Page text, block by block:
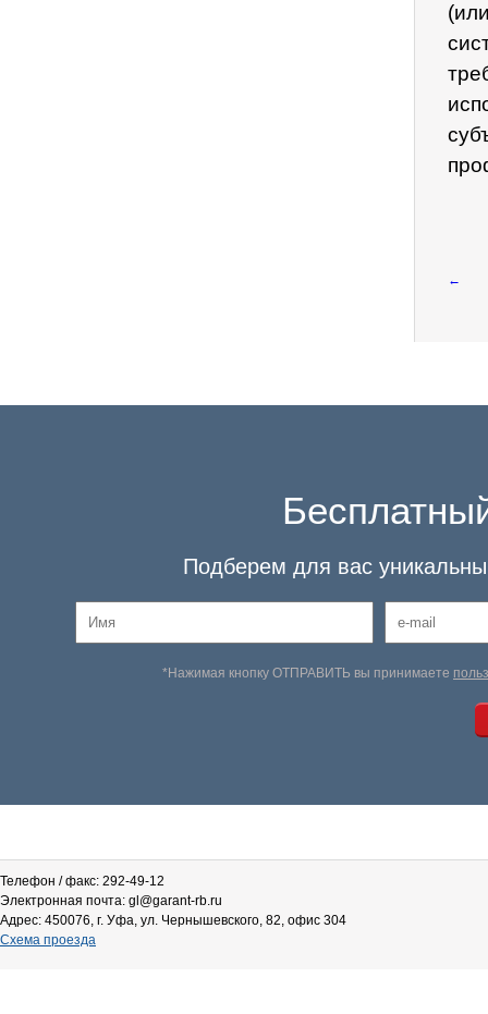
←
Подберем для вас
*Нажимая кнопку ОТПРАВИТЬ вы принимаете
Телефон / факс: 292-49-12
Электронная почта: gl@garant-rb.ru
Адрес: 450076, г. Уфа, ул. Чернышевского, 82, офис 304
Схема проезда